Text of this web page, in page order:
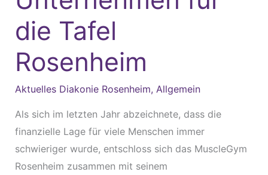
die Tafel
Rosenheim
Aktuelles Diakonie Rosenheim, Allgemein
Als sich im letzten Jahr abzeichnete, dass die
finanzielle Lage für viele Menschen immer
schwieriger wurde, entschloss sich das MuscleGym
Rosenheim zusammen mit seinem
Rosenheim